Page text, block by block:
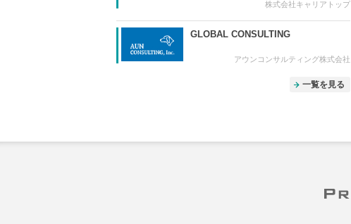
株式会社キャリアトップ
GLOBAL CONSULTING
アウンコンサルティング株式会社
一覧を見る